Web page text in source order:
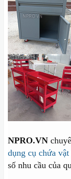
NPRO.VN
dụng cụ chứa
số nhu cầu của